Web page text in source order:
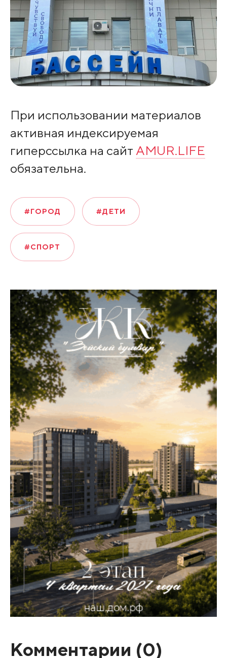
При использовании материалов
активная индексируемая
гиперссылка на сайт AMUR.LIFE
обязательна.
#ГОРОД #ДЕТИ
#СПОРТ
Комментарии (0)